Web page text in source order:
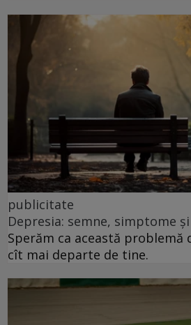
publicitate
Depresia: semne, simptome
Sperăm ca această problemă
cît mai departe de tine.